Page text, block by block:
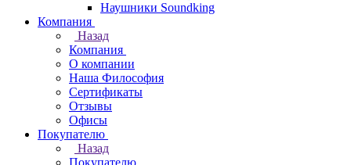
Наушники Soundking
Компания
Назад
Компания
О компании
Наша Философия
Сертификаты
Отзывы
Офисы
Покупателю
Назад
Покупателю